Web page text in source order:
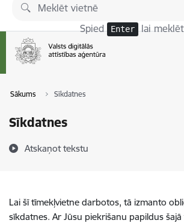
Pāriet uz lapas saturu
Spied Enter lai
Sākums Sīkdatnes
Sīkdatnes
Atskaņot tekstu
Lai šī tīmekļvietne darbotos, tā izmanto
sīkdatnes. Ar Jūsu piekrišanu papildus